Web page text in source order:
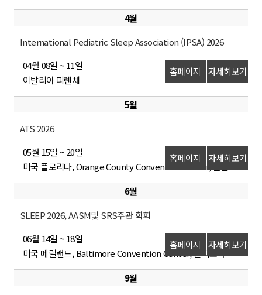
4월
International Pediatric Sleep Association (IPSA) 2026
04월 08일 ~ 11일
이탈리아 피렌체
홈페이지 자세히보기
5월
ATS 2026
05월 15일 ~ 20일
미국 플로리다, Orange County Convention Center, 올랜도
홈페이지 자세히보기
6월
SLEEP 2026, AASM및 SRS주관 학회
06월 14일 ~ 18일
미국 메릴랜드, Baltimore Convention Center, 볼티모어
홈페이지 자세히보기
9월